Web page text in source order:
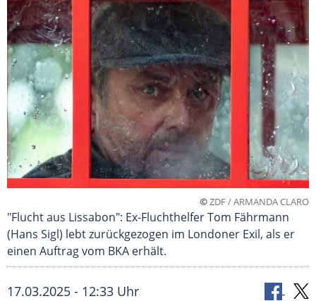
©ZDF / ARMANDA CLARO
"Flucht aus Lissabon": Ex-Fluchthelfer Tom Fährmann
(Hans Sigl) lebt zurückgezogen im Londoner Exil, als er
einen Auftrag vom BKA erhält.
17.03.2025 - 12:33 Uhr